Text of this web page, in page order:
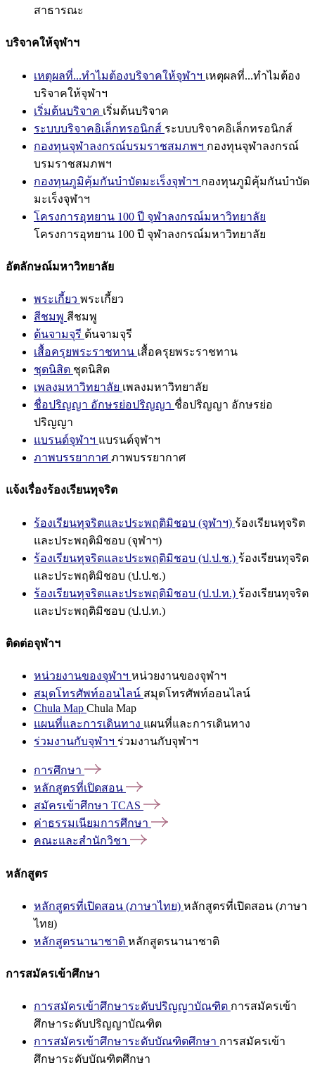
สาธารณะ
บริจาคให้จุฬาฯ
เหตุผลที่...ทำไมต้องบริจาคให้จุฬาฯ เหตุผลที่...ทำไมต้อง
บริจาคให้จุฬาฯ
เริ่มต้นบริจาค เริ่มต้นบริจาค
ระบบบริจาคอิเล็กทรอนิกส์ ระบบบริจาคอิเล็กทรอนิกส์
กองทุนจุฬาลงกรณ์บรมราชสมภพฯ กองทุนจุฬาลงกรณ์
บรมราชสมภพฯ
กองทุนภูมิคุ้มกันบำบัดมะเร็งจุฬาฯ กองทุนภูมิคุ้มกันบำบัด
มะเร็งจุฬาฯ
โครงการอุทยาน 100 ปี จุฬาลงกรณ์มหาวิทยาลัย
โครงการอุทยาน 100 ปี จุฬาลงกรณ์มหาวิทยาลัย
อัตลักษณ์มหาวิทยาลัย
พระเกี้ยว พระเกี้ยว
สีชมพู สีชมพู
ต้นจามจุรี ต้นจามจุรี
เสื้อครุยพระราชทาน เสื้อครุยพระราชทาน
ชุดนิสิต ชุดนิสิต
เพลงมหาวิทยาลัย เพลงมหาวิทยาลัย
ชื่อปริญญา อักษรย่อปริญญา ชื่อปริญญา อักษรย่อ
ปริญญา
แบรนด์จุฬาฯ แบรนด์จุฬาฯ
ภาพบรรยากาศ ภาพบรรยากาศ
แจ้งเรื่องร้องเรียนทุจริต
ร้องเรียนทุจริตและประพฤติมิชอบ (จุฬาฯ) ร้องเรียนทุจริต
และประพฤติมิชอบ (จุฬาฯ)
ร้องเรียนทุจริตและประพฤติมิชอบ (ป.ป.ช.) ร้องเรียนทุจริต
และประพฤติมิชอบ (ป.ป.ช.)
ร้องเรียนทุจริตและประพฤติมิชอบ (ป.ป.ท.) ร้องเรียนทุจริต
และประพฤติมิชอบ (ป.ป.ท.)
ติดต่อจุฬาฯ
หน่วยงานของจุฬาฯ หน่วยงานของจุฬาฯ
สมุดโทรศัพท์ออนไลน์ สมุดโทรศัพท์ออนไลน์
Chula Map Chula Map
แผนที่และการเดินทาง แผนที่และการเดินทาง
ร่วมงานกับจุฬาฯ ร่วมงานกับจุฬาฯ
การศึกษา
หลักสูตรที่เปิดสอน
สมัครเข้าศึกษา TCAS
ค่าธรรมเนียมการศึกษา
คณะและสำนักวิชา
หลักสูตร
หลักสูตรที่เปิดสอน (ภาษาไทย) หลักสูตรที่เปิดสอน (ภาษา
ไทย)
หลักสูตรนานาชาติ หลักสูตรนานาชาติ
การสมัครเข้าศึกษา
การสมัครเข้าศึกษาระดับปริญญาบัณฑิต การสมัครเข้า
ศึกษาระดับปริญญาบัณฑิต
การสมัครเข้าศึกษาระดับบัณฑิตศึกษา การสมัครเข้า
ศึกษาระดับบัณฑิตศึกษา